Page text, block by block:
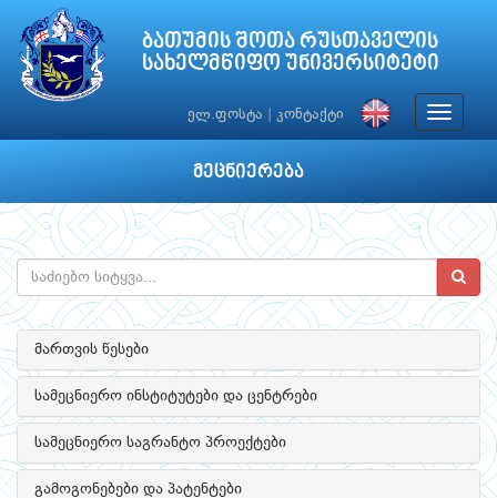
ბათუმის შოთა რუსთაველის
სახელმწიფო უნივერსიტეტი
ელ.ფოსტა კონტაქტი
Toggle
მეცნიერება
მართვის წესები
სამეცნიერო ინსტიტუტები და ცენტრები
სამეცნიერო საგრანტო პროექტები
გამოგონებები და პატენტები